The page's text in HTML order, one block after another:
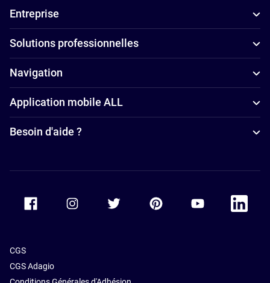
Hôtels avec
parking à
Perpignan
Hôtels avec
piscine à
Perpignan
Entreprise
Solutions professionnelles
Navigation
Application mobile ALL
Besoin d'aide ?
Accor Facebook Accor TwitterAccor PinterestAccor Youtube
Accor
CGS
CGS Adagio